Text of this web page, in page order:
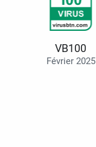
VB100
Février 2025